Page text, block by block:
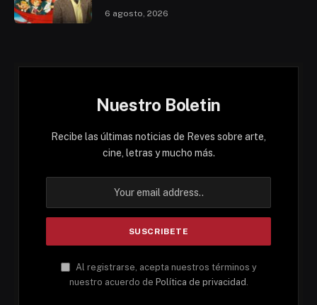
6 agosto, 2026
Nuestro Boletin
Recibe las últimas noticias de Reves sobre arte,
cine, letras y mucho más.
Al registrarse, acepta nuestros términos y
nuestro acuerdo de Política de privacidad